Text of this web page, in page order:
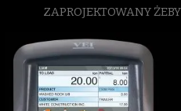
ZAPROJEKTOWANY